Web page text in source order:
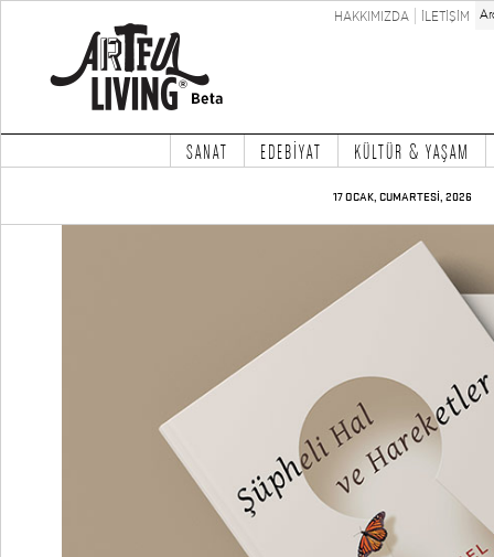
HAKKIMIZDA İLETİŞİM
SANAT EDEBİYAT KÜLTÜR & YAŞAM
17 OCAK, CUMARTESİ, 2026